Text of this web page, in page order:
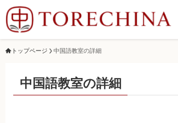
トップページ 中国語教室の詳細
中国語教室の詳細